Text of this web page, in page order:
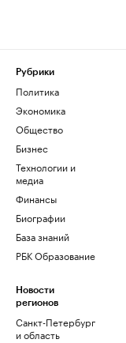
Рубрики
Политика
Экономика
Общество
Бизнес
Технологии и
медиа
Финансы
Биографии
База знаний
РБК Образование
Новости
регионов
Санкт-Петербург
и область